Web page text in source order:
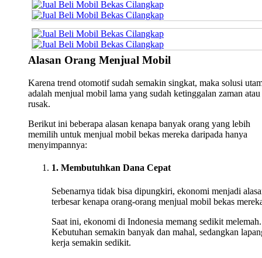
Alasan Orang Menjual Mobil
Karena trend otomotif sudah semakin singkat, maka solusi
adalah menjual mobil lama yang sudah ketinggalan zaman atau
rusak.
Berikut ini beberapa alasan kenapa banyak orang yang lebih
memilih untuk menjual mobil bekas mereka daripada hanya
menyimpannya:
1. Membutuhkan Dana Cepat
Sebenarnya tidak bisa dipungkiri, ekonomi menjadi
terbesar kenapa orang-orang menjual mobil bekas
Saat ini, ekonomi di Indonesia memang sedikit melemah.
Kebutuhan semakin banyak dan mahal, sedangkan
kerja semakin sedikit.